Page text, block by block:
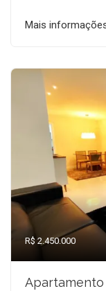
Mais
R$ 2.450.000
Apartamento